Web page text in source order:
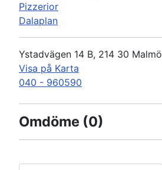
Pizzerior
Dalaplan
Ystadvägen 14 B, 214 30 Malmö
Visa på Karta
040 - 960590
Omdöme (0)